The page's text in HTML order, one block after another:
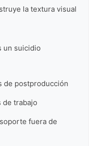
la textura visual
un suicidio
de postproducción
de trabajo
fuera de